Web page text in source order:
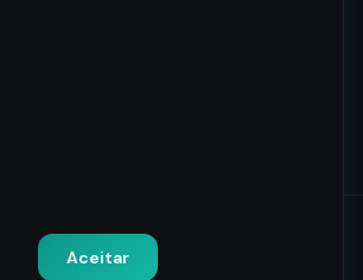
Política de Privacidade
de Uso
Aceitar